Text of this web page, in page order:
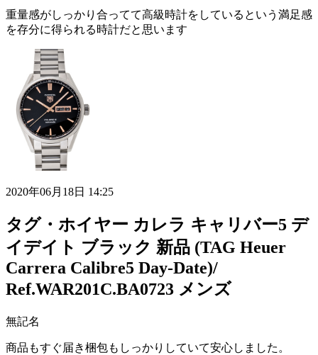
重量感がしっかり合ってて高級時計をしているという満足感
を存分に得られる時計だと思います
2020年06月18日 14:25
タグ・ホイヤー カレラ キャリバー5 デ
イデイト ブラック 新品 (TAG Heuer
Carrera Calibre5 Day-Date)/
Ref.WAR201C.BA0723 メンズ
無記名
商品もすぐ届き梱包もしっかりしていて安心しました。